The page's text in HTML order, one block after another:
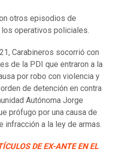
otros episodios de
operativos policiales.
Carabineros socorrió con
de la PDI que entraron a la
por robo con violencia y
de detención en contra
Autónoma Jorge
prófugo por una causa de
infracción a la ley de armas.
DE EX-ANTE EN EL